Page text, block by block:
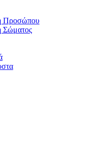
Προσώπου
Σώματος